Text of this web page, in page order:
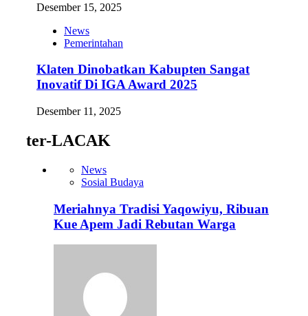
Desember 15, 2025
News
Pemerintahan
Klaten Dinobatkan Kabupten Sangat
Inovatif Di IGA Award 2025
Desember 11, 2025
ter-LACAK
News
Sosial Budaya
Meriahnya Tradisi Yaqowiyu, Ribuan
Kue Apem Jadi Rebutan Warga